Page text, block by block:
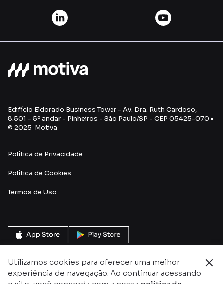
Utilizamos cookies para oferecer uma melhor
experiência de navegação. Ao continuar acessando
Edifício Eldorado Business Tower - Av. Dra. Ruth Cardoso,
8.501 - 5º andar - Pinheiros - São Paulo/SP - CEP 05425-070 •
© 2025 Motiva
Política de Privacidade
Política de Cookies
Termos de Uso